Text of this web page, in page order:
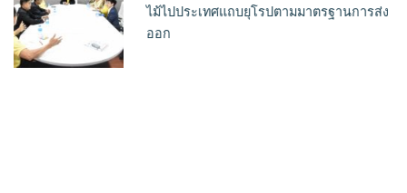
ไม้ไปประเทศแถบยุโรปตามมาตรฐานการส่ง
ออก